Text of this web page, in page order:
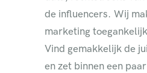
de influencers. Wij
marketing
Vind gemakkelijk de
en zet binnen een